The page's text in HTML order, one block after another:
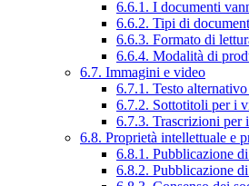
6.6.1. I documenti
6.6.2. Tipi di
6.6.3. Formato di
6.6.4. Modalità di
6.7. Immagini e video
6.7.1. Testo
6.7.2. Sottotitoli per i
6.7.3. Trascrizioni per
6.8. Proprietà intellettuale e
6.8.1. Pubblicazione
6.8.2. Pubblicazione